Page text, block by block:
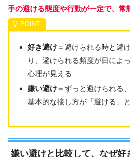
手の避ける態度や行動が一定で、常
好き避け＝避けられる時と避
り、避けられる頻度が日によ
心理が見える
嫌い避け＝ずっと避けられる
基本的な接し方が「避ける」
嫌い避けと比較して、なぜ好